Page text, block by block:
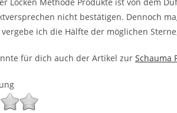
nicht bestätigen. Dennoch
ich die Hälfte der möglichen
für dich auch der Artikel zur Schauma